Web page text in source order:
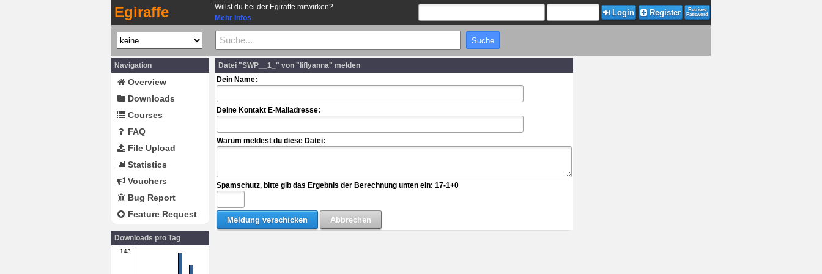
Egiraffe
Willst du bei der Egiraffe mitwirken?
Mehr Infos
Login Register
Retrieve
Password
Navigation
Overview
Downloads
Courses
FAQ
File Upload
Statistics
Vouchers
Bug Report
Feature Request
Downloads pro Tag
143
Datei "SWP__1_" von "liflyanna" melden
Dein Name:
Deine Kontakt E-Mailadresse:
Warum meldest du diese Datei:
Spamschutz, bitte gib das Ergebnis der Berechnung unten ein: 17-1+0